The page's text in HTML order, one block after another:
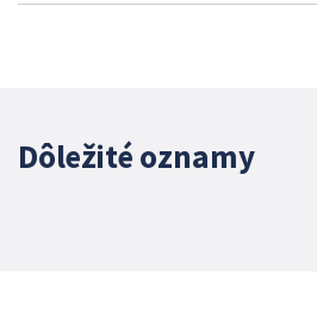
Dôležité oznamy